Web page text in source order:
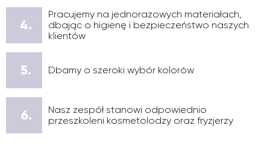
4.
Pracujemy na jednorazowych materiałach,
dbając o higienę i bezpieczeństwo naszych
klientów
5. Dbamy o szeroki wybór kolorów
6.
Nasz zespół stanowi odpowiednio
przeszkoleni kosmetolodzy oraz fryzjerzy